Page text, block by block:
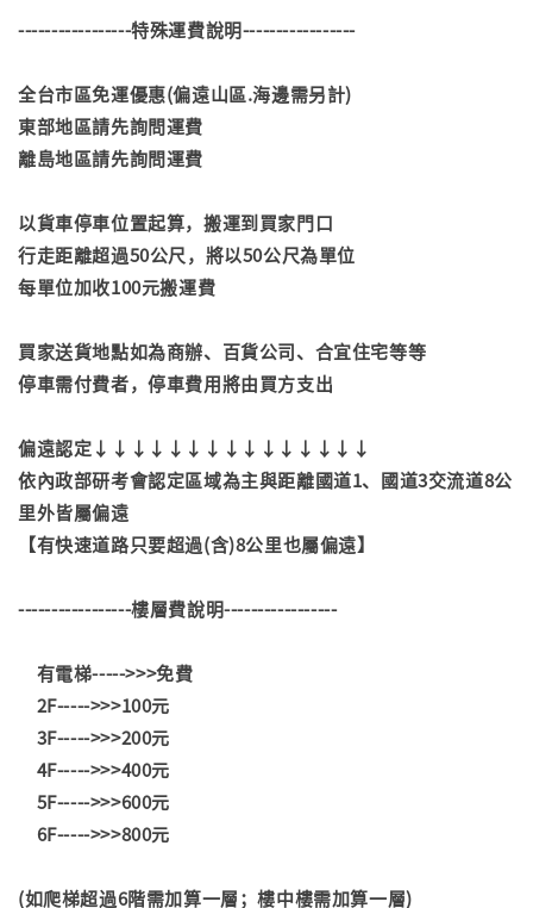
-----------------特殊運費說明-----------------
全台市區免運優惠(偏遠山區.海邊需另計)
東部地區請先詢問運費
離島地區請先詢問運費
以貨車停車位置起算，搬運到買家門口
行走距離超過50公尺，將以50公尺為單位
每單位加收100元搬運費
買家送貨地點如為商辦、百貨公司、合宜住宅等等
停車需付費者，停車費用將由買方支出
偏遠認定↓↓↓↓↓↓↓↓↓↓↓↓↓↓↓
依內政部研考會認定區域為主與距離國道1、國道3交流道8公
里外皆屬偏遠
【有快速道路只要超過(含)8公里也屬偏遠】
-----------------樓層費說明-----------------
有電梯----->>>免費
2F----->>>100元
3F----->>>200元
4F----->>>400元
5F----->>>600元
6F----->>>800元
(如爬梯超過6階需加算一層；樓中樓需加算一層)